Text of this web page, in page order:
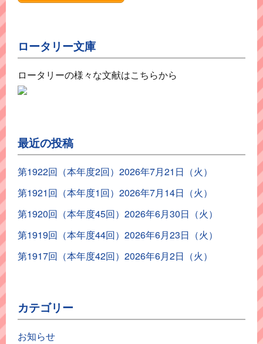
ロータリー文庫
ロータリーの様々な文献はこちらから
最近の投稿
第1922回（本年度2回）2026年7月21日（火）
第1921回（本年度1回）2026年7月14日（火）
第1920回（本年度45回）2026年6月30日（火）
第1919回（本年度44回）2026年6月23日（火）
第1917回（本年度42回）2026年6月2日（火）
カテゴリー
お知らせ